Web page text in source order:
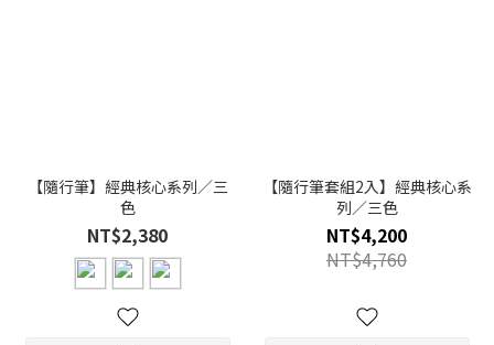
【隨行筆】經典核心系列／三
色
NT$2,380
【隨行筆套組2入】經典核心系
列／三色
NT$4,200
NT$4,760